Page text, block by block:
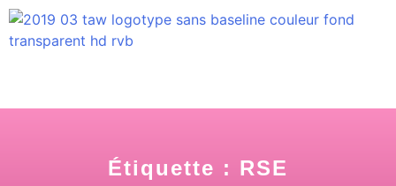
Étiquette : RSE